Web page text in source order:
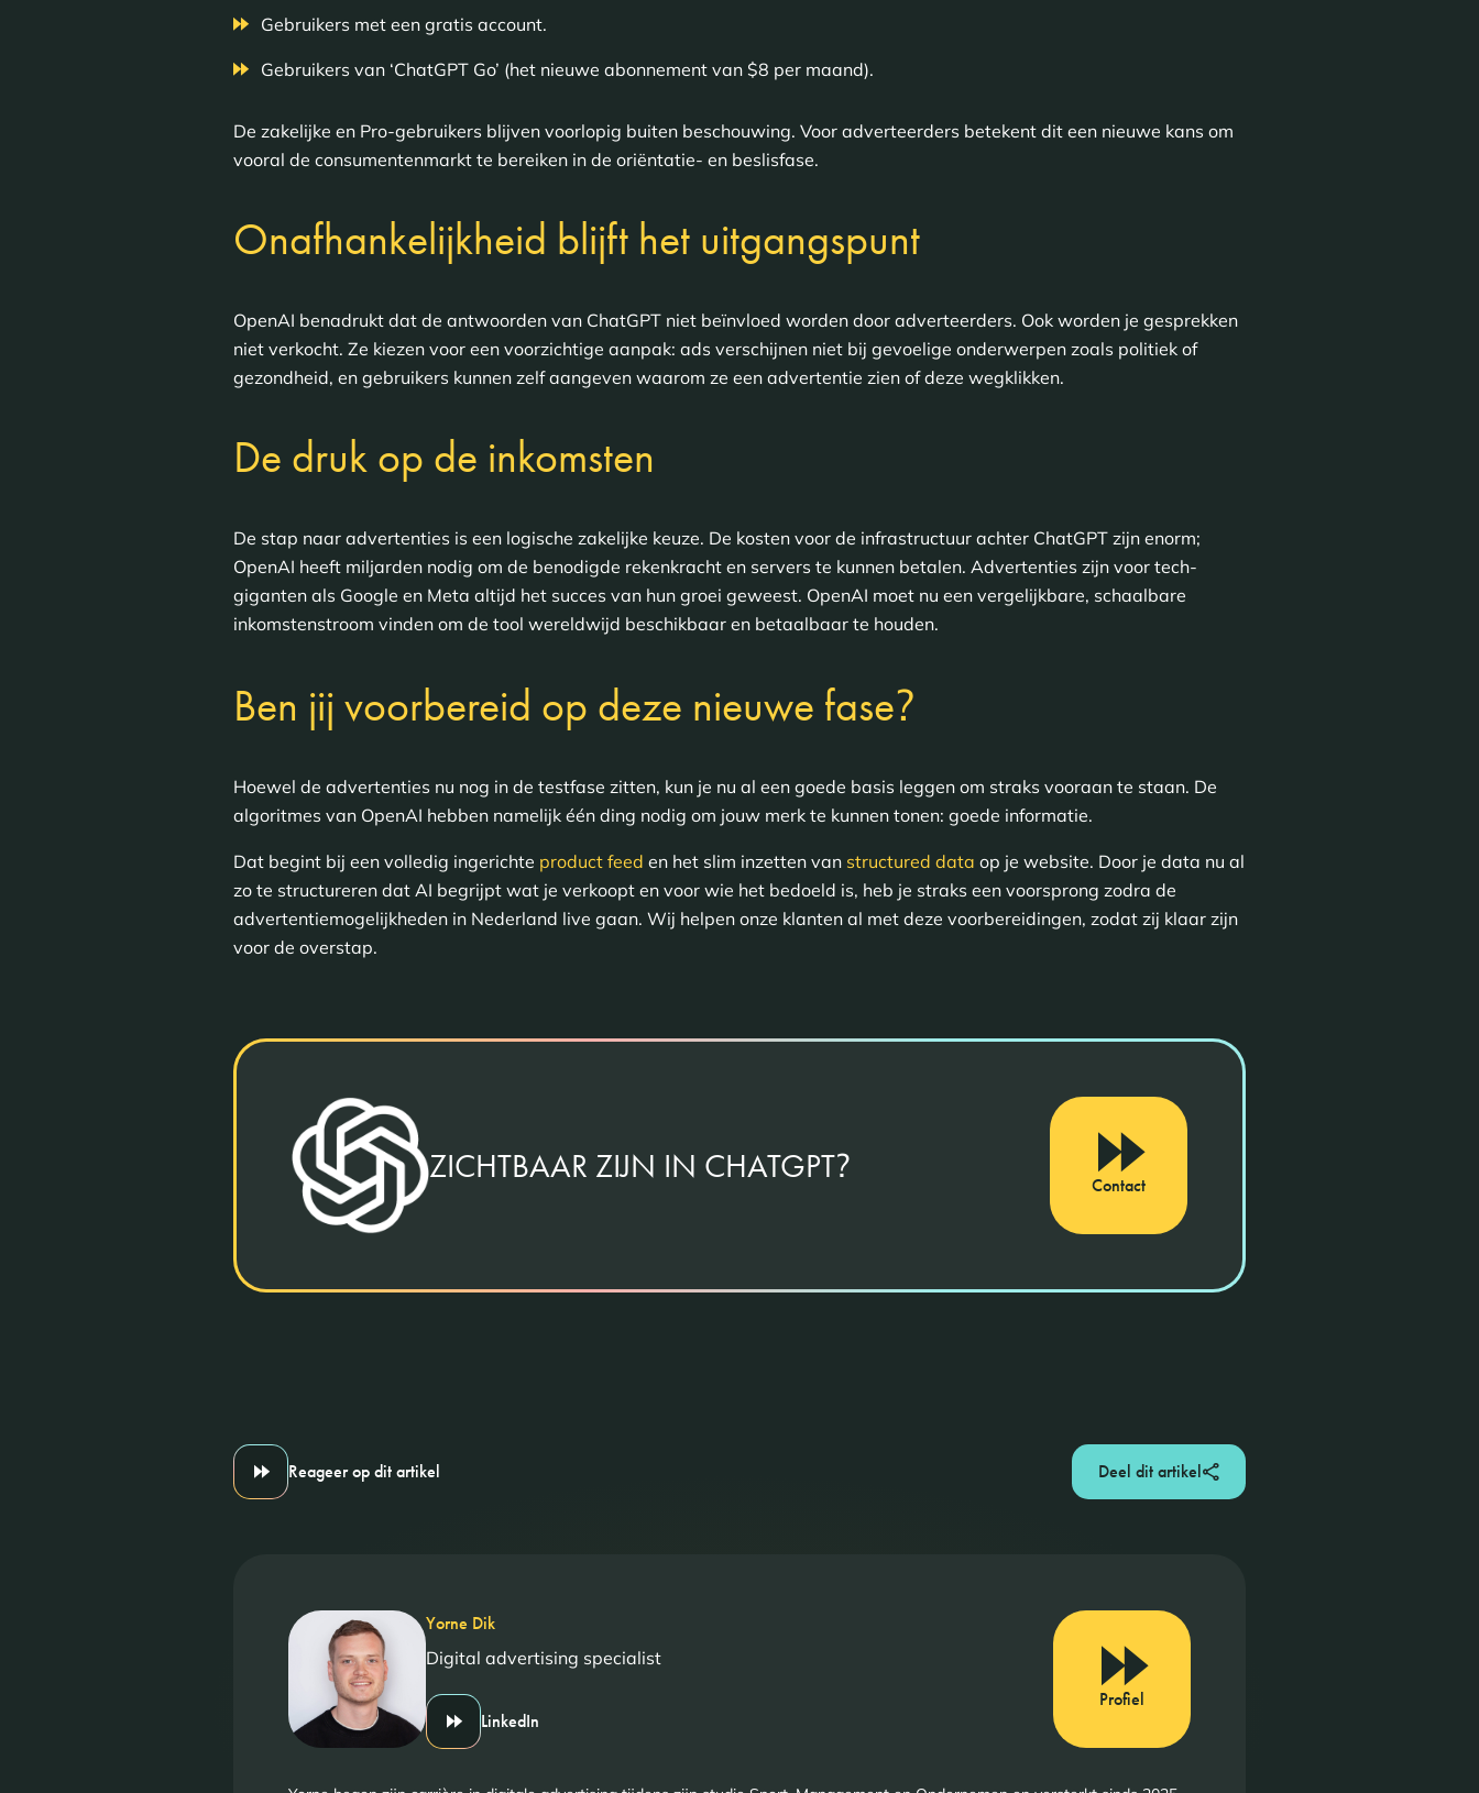
Gebruikers met een gratis account.
Gebruikers van ‘ChatGPT Go’ (het nieuwe abonnement van $8 per maand).
De zakelijke en Pro-gebruikers blijven voorlopig buiten beschouwing. Voor adverteerders betekent dit een nieuwe kans om
vooral de consumentenmarkt te bereiken in de oriëntatie- en beslisfase.
Onafhankelijkheid blijft het uitgangspunt
OpenAI benadrukt dat de antwoorden van ChatGPT niet beïnvloed worden door adverteerders. Ook worden je gesprekken
niet verkocht. Ze kiezen voor een voorzichtige aanpak: ads verschijnen niet bij gevoelige onderwerpen zoals politiek of
gezondheid, en gebruikers kunnen zelf aangeven waarom ze een advertentie zien of deze wegklikken.
De druk op de inkomsten
De stap naar advertenties is een logische zakelijke keuze. De kosten voor de infrastructuur achter ChatGPT zijn enorm;
OpenAI heeft miljarden nodig om de benodigde rekenkracht en servers te kunnen betalen. Advertenties zijn voor tech-
giganten als Google en Meta altijd het succes van hun groei geweest. OpenAI moet nu een vergelijkbare, schaalbare
inkomstenstroom vinden om de tool wereldwijd beschikbaar en betaalbaar te houden.
Ben jij voorbereid op deze nieuwe fase?
Hoewel de advertenties nu nog in de testfase zitten, kun je nu al een goede basis leggen om straks vooraan te staan. De
algoritmes van OpenAI hebben namelijk één ding nodig om jouw merk te kunnen tonen: goede informatie.
Dat begint bij een volledig ingerichte product feed en het slim inzetten van structured data op je website. Door je data nu al
zo te structureren dat AI begrijpt wat je verkoopt en voor wie het bedoeld is, heb je straks een voorsprong zodra de
advertentiemogelijkheden in Nederland live gaan. Wij helpen onze klanten al met deze voorbereidingen, zodat zij klaar zijn
voor de overstap.
ZICHTBAAR ZIJN IN CHATGPT? Contact
Reageer op dit artikel Deel dit artikel
Yorne Dik
Digital advertising specialist
LinkedIn
Profiel